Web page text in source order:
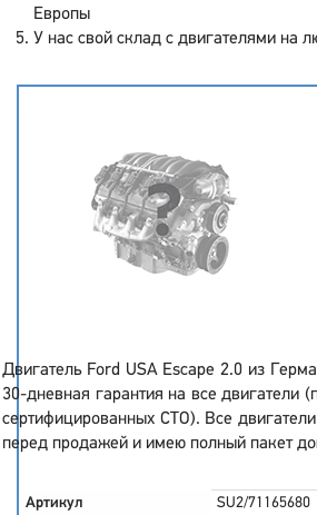
Европы
У нас свой склад с двигателями на
Двигатель Ford USA Escape 2.0 из
30-дневная гарантия на все двигатели
сертифицированных СТО). Все двигатели
перед продажей и имею полный пакет
Артикул SU2/71165680